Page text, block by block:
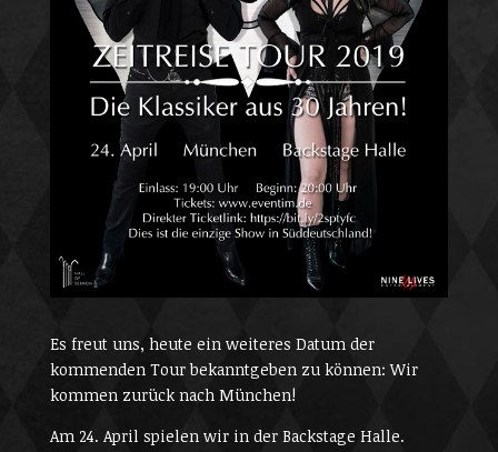
Es freut uns, heute ein weiteres Datum der
kommenden Tour bekanntgeben zu können: Wir
kommen zurück nach München!
Am 24. April spielen wir in der Backstage Halle.